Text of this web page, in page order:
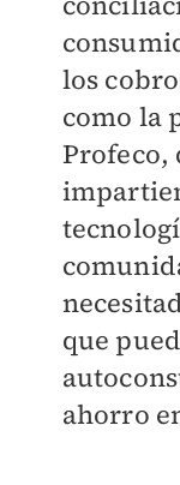
los
como la
Profeco,
que
ahorro